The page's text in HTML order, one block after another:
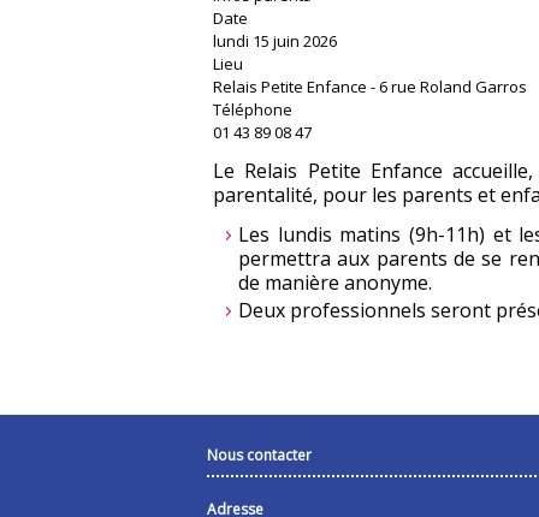
Date
lundi 15 juin 2026
Lieu
Relais Petite Enfance - 6 rue Roland Garros
Téléphone
01 43 89 08 47
Le Relais Petite Enfance
parentalité, pour les parents et
Les lundis matins (9h-11h) et
permettra aux parents de se
de manière anonyme.
Deux professionnels seront
Nous contacter
Adresse